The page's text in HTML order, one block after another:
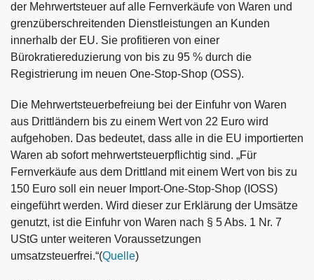
der Mehrwertsteuer auf alle Fernverkäufe von Waren und
grenzüberschreitenden Dienstleistungen an Kunden
innerhalb der EU. Sie profitieren von einer
Bürokratiereduzierung von bis zu 95 % durch die
Registrierung im neuen One-Stop-Shop (OSS).
Die Mehrwertsteuerbefreiung bei der Einfuhr von Waren
aus Drittländern bis zu einem Wert von 22 Euro wird
aufgehoben. Das bedeutet, dass alle in die EU importierten
Waren ab sofort mehrwertsteuerpflichtig sind. „Für
Fernverkäufe aus dem Drittland mit einem Wert von bis zu
150 Euro soll ein neuer Import-One-Stop-Shop (IOSS)
eingeführt werden. Wird dieser zur Erklärung der Umsätze
genutzt, ist die Einfuhr von Waren nach § 5 Abs. 1 Nr. 7
UStG unter weiteren Voraussetzungen
umsatzsteuerfrei.“(Quelle)